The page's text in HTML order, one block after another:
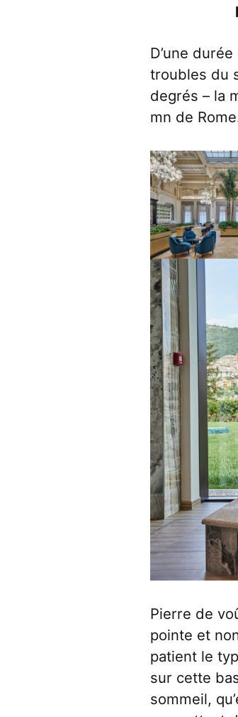
D’une
troubles du
degrés – la
mn de
Pierre de
pointe et
patient le
sur cette
sommeil,